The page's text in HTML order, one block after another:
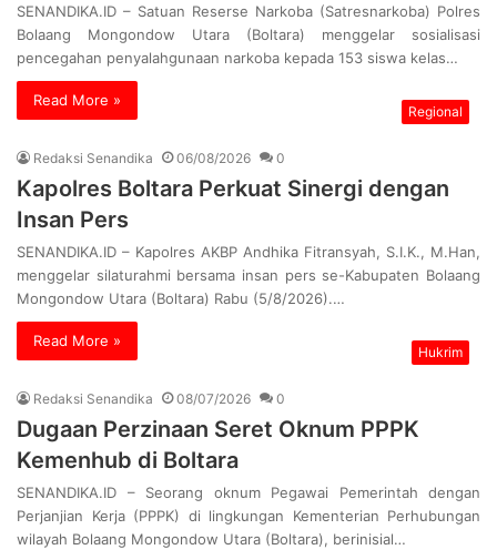
SENANDIKA.ID – Satuan Reserse Narkoba (Satresnarkoba) Polres
Bolaang Mongondow Utara (Boltara) menggelar sosialisasi
pencegahan penyalahgunaan narkoba kepada 153 siswa kelas…
Read More »
Regional
Redaksi Senandika 06/08/2026 0
Kapolres Boltara Perkuat Sinergi dengan
Insan Pers
SENANDIKA.ID – Kapolres AKBP Andhika Fitransyah, S.I.K., M.Han,
menggelar silaturahmi bersama insan pers se-Kabupaten Bolaang
Mongondow Utara (Boltara) Rabu (5/8/2026).…
Read More »
Hukrim
Redaksi Senandika 08/07/2026 0
Dugaan Perzinaan Seret Oknum PPPK
Kemenhub di Boltara
SENANDIKA.ID – Seorang oknum Pegawai Pemerintah dengan
Perjanjian Kerja (PPPK) di lingkungan Kementerian Perhubungan
wilayah Bolaang Mongondow Utara (Boltara), berinisial…